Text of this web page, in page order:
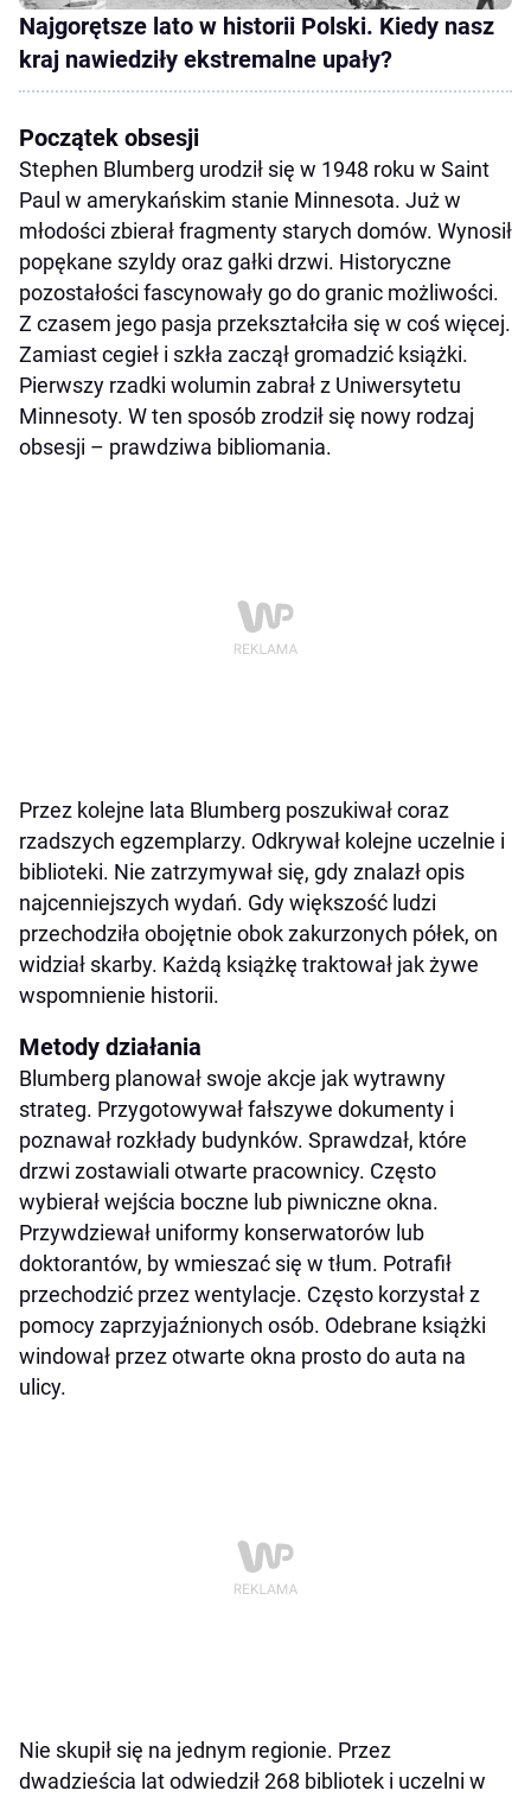
Najgorętsze lato w historii Polski. Kiedy nasz
kraj nawiedziły ekstremalne upały?
Początek obsesji
Stephen Blumberg urodził się w 1948 roku w Saint
Paul w amerykańskim stanie Minnesota. Już w
młodości zbierał fragmenty starych domów. Wynosił
popękane szyldy oraz gałki drzwi. Historyczne
pozostałości fascynowały go do granic możliwości.
Z czasem jego pasja przekształciła się w coś więcej.
Zamiast cegieł i szkła zaczął gromadzić książki.
Pierwszy rzadki wolumin zabrał z Uniwersytetu
Minnesoty. W ten sposób zrodził się nowy rodzaj
obsesji – prawdziwa bibliomania.
Przez kolejne lata Blumberg poszukiwał coraz
rzadszych egzemplarzy. Odkrywał kolejne uczelnie i
biblioteki. Nie zatrzymywał się, gdy znalazł opis
najcenniejszych wydań. Gdy większość ludzi
przechodziła obojętnie obok zakurzonych półek, on
widział skarby. Każdą książkę traktował jak żywe
wspomnienie historii.
Metody działania
Blumberg planował swoje akcje jak wytrawny
strateg. Przygotowywał fałszywe dokumenty i
poznawał rozkłady budynków. Sprawdzał, które
drzwi zostawiali otwarte pracownicy. Często
wybierał wejścia boczne lub piwniczne okna.
Przywdziewał uniformy konserwatorów lub
doktorantów, by wmieszać się w tłum. Potrafił
przechodzić przez wentylacje. Często korzystał z
pomocy zaprzyjaźnionych osób. Odebrane książki
windował przez otwarte okna prosto do auta na
ulicy.
Nie skupił się na jednym regionie. Przez
dwadzieścia lat odwiedził 268 bibliotek i uczelni w